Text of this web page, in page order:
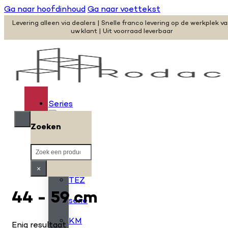
Ga naar hoofdinhoudGa naar voettekst
Levering alleen via dealers | Snelle franco levering op de werkplek
uw klant | Uit voorraad leverbaar
Series
serie
TEZ
serie
KM
Zoeken
Zoeken
×
44 - 59 cm
Enig resultaat